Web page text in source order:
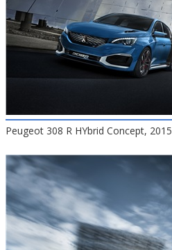
Peugeot 308 R HYbrid Concept, 2015